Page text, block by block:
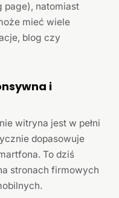
page), natomiast
mieć wiele
blog czy
i
witryna jest w pełni
dopasowuje
To dziś
stronach firmowych